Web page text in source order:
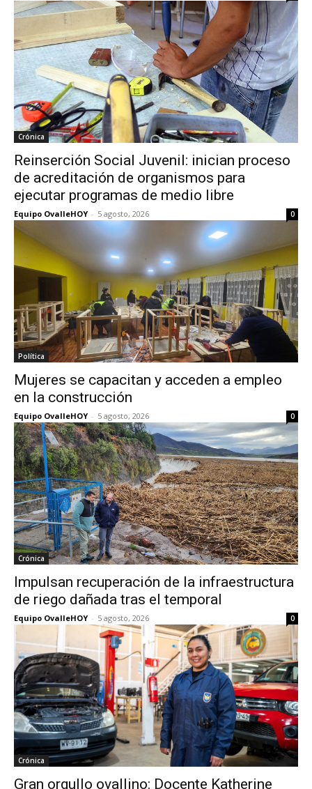
Crónica
Reinserción Social Juvenil: inician proceso
de acreditación de organismos para
ejecutar programas de medio libre
Equipo OvalleHOY - 5 agosto, 2026 0
Política
Mujeres se capacitan y acceden a empleo
en la construcción
Equipo OvalleHOY - 5 agosto, 2026 0
Crónica
Impulsan recuperación de la infraestructura
de riego dañada tras el temporal
Equipo OvalleHOY - 5 agosto, 2026 0
Crónica
Gran orgullo ovallino: Docente Katherine